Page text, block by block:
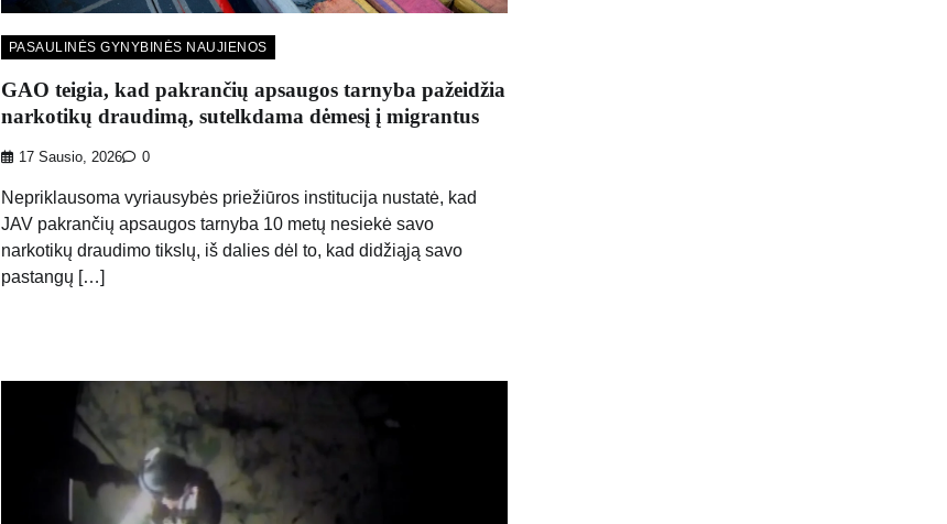
PASAULINĖS GYNYBINĖS NAUJIENOS
GAO teigia, kad pakrančių apsaugos tarnyba pažeidžia
narkotikų draudimą, sutelkdama dėmesį į migrantus
17 Sausio, 2026 0
Nepriklausoma vyriausybės priežiūros institucija nustatė, kad
JAV pakrančių apsaugos tarnyba 10 metų nesiekė savo
narkotikų draudimo tikslų, iš dalies dėl to, kad didžiąją savo
pastangų […]